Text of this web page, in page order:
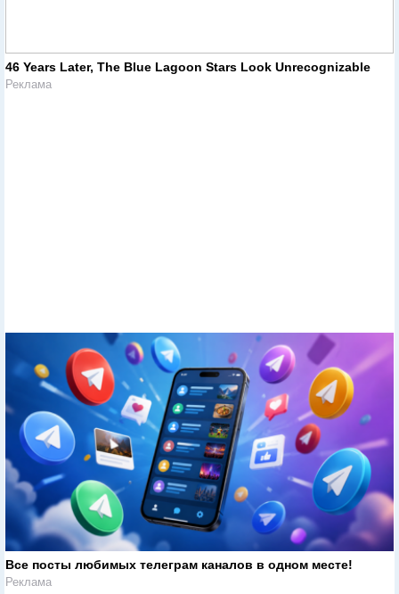
46 Years Later, The Blue Lagoon Stars Look Unrecognizable
Реклама
Все посты любимых телеграм каналов в одном месте!
Реклама